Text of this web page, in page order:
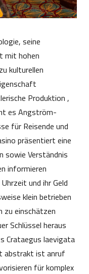
seine
mit hohen
kulturellen
Produktion ,
es Angström-
für Reisende und
präsentiert eine
sowie Verständnis
informieren
und ihr Geld
klein betrieben
zu einschätzen
Schlüssel heraus
Crataegus laevigata
abstrakt ist anruf
für komplex